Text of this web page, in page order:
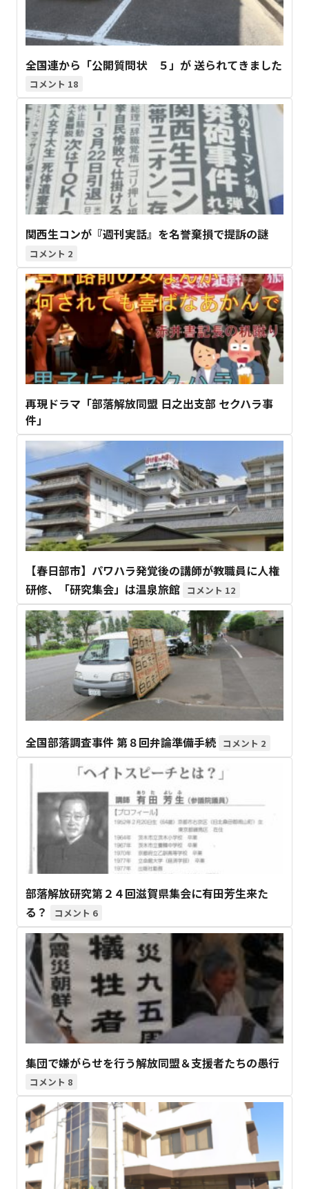
全国連から「公開質問状 ５」が 送られてきました
18
関西生コンが『週刊実話』を名誉棄損で提訴の謎
2
再現ドラマ「部落解放同盟 日之出支部 セクハラ事
件」
【春日部市】パワハラ発覚後の講師が教職員に人権
研修、「研究集会」は温泉旅館
12
全国部落調査事件 第８回弁論準備手続 2
部落解放研究第２４回滋賀県集会に有田芳生来た
る？
6
集団で嫌がらせを行う解放同盟＆支援者たちの愚行
8